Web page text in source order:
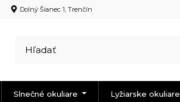
Dolný Šianec 1, Trenčín
Slnečné okuliare Lyžiarske okuliare